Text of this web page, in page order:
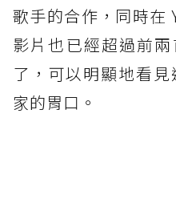
歌手的合作，同時在
影片也已經超過前
了，可以明顯地看
家的胃口。